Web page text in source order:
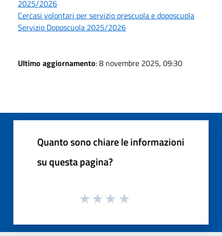
2025/2026
Cercasi volontari per servizio prescuola e doposcuola
Servizio Doposcuola 2025/2026
Ultimo aggiornamento: 8 novembre 2025, 09:30
Quanto sono chiare le informazioni
su questa pagina?